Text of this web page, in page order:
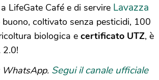
LifeGate Café e di servire Lavazza
buono, coltivato senza pesticidi, 100
biologica e certificato UTZ, è
2.0!
WhatsApp. Segui il canale ufficiale